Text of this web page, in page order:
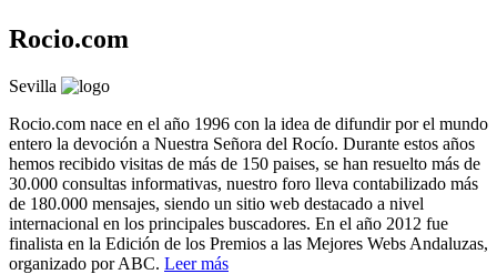
Rocio.com
Sevilla
Rocio.com nace en el año 1996 con la idea de difundir por el mundo
entero la devoción a Nuestra Señora del Rocío. Durante estos años
hemos recibido visitas de más de 150 paises, se han resuelto más de
30.000 consultas informativas, nuestro foro lleva contabilizado más
de 180.000 mensajes, siendo un sitio web destacado a nivel
internacional en los principales buscadores. En el año 2012 fue
finalista en la Edición de los Premios a las Mejores Webs Andaluzas,
organizado por ABC. Leer más